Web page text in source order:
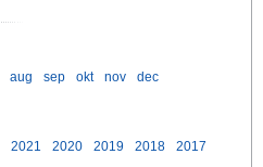
aug sep okt nov dec
2021 2020 2019 2018
2017